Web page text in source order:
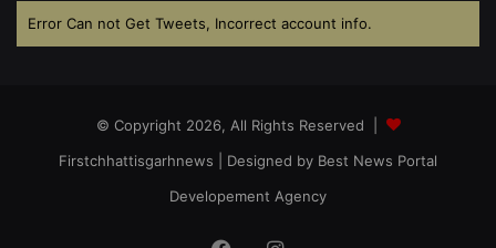
Error Can not Get Tweets, Incorrect account info.
© Copyright 2026, All Rights Reserved |
Firstchhattisgarhnews | Designed by Best News Portal
Developement Agency